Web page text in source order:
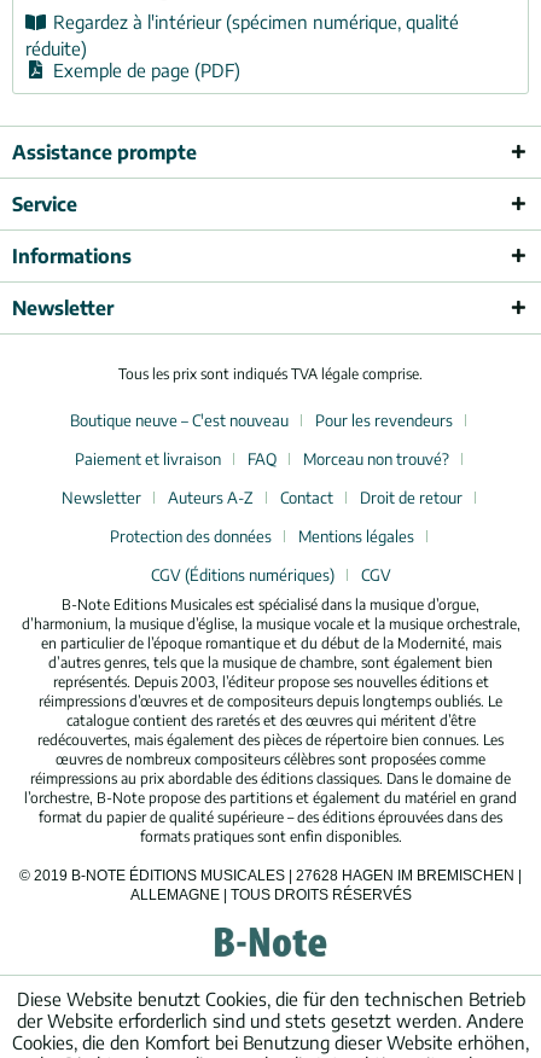
Regardez à l'intérieur (spécimen numérique, qualité
réduite)
Exemple de page (PDF)
Assistance prompte
Service
Informations
Newsletter
Tous les prix sont indiqués TVA légale comprise.
Boutique neuve – C'est nouveau
Pour les revendeurs
Paiement et livraison
FAQ
Morceau non trouvé?
Newsletter
Auteurs A-Z Contact
Droit de retour
Protection des données
Mentions légales
CGV (Éditions numériques)
CGV
B-Note Editions Musicales est spécialisé dans la musique d’orgue,
d’harmonium, la musique d’église, la musique vocale et la musique orchestrale,
en particulier de l’époque romantique et du début de la Modernité, mais
d’autres genres, tels que la musique de chambre, sont également bien
représentés. Depuis 2003, l’éditeur propose ses nouvelles éditions et
réimpressions d’œuvres et de compositeurs depuis longtemps oubliés. Le
catalogue contient des raretés et des œuvres qui méritent d’être
redécouvertes, mais également des pièces de répertoire bien connues. Les
œuvres de nombreux compositeurs célèbres sont proposées comme
réimpressions au prix abordable des éditions classiques. Dans le domaine de
l’orchestre, B-Note propose des partitions et également du matériel en grand
format du papier de qualité supérieure – des éditions éprouvées dans des
formats pratiques sont enfin disponibles.
© 2019 B-NOTE ÉDITIONS MUSICALES | 27628 HAGEN IM BREMISCHEN |
ALLEMAGNE | TOUS DROITS RÉSERVÉS
Diese Website benutzt Cookies, die für den technischen Betrieb
der Website erforderlich sind und stets gesetzt werden. Andere
Cookies, die den Komfort bei Benutzung dieser Website erhöhen,